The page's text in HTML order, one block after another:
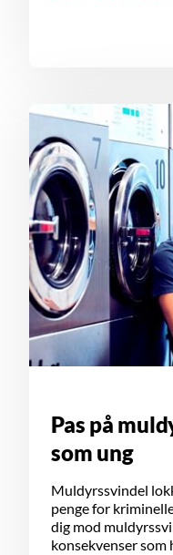
Pas på
som ung
Muldyrssvindel
penge for
dig mod
konsekvenser som